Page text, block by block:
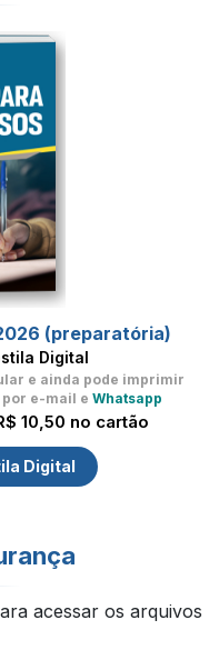
(preparatória)
Digital
e ainda pode imprimir
e-mail e Whatsapp
10,50 no cartão
Digital
acessar os arquivos